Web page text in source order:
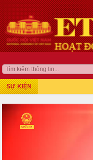
QUỐC HỘI KHÓA XV
Kỳ họp bất thường lần thứ 5
SỰ KIỆN